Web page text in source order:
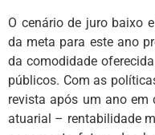
O cenário de juro baixo
da meta para este ano
da comodidade
públicos. Com as
revista após um ano
atuarial – rentabilidade